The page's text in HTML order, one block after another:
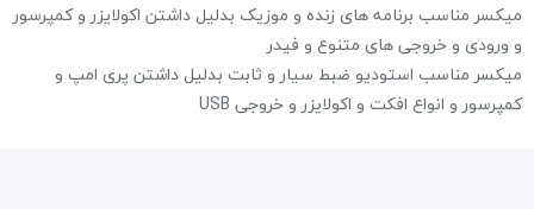
میکسر مناسب برنامه های زنده و موزیک بدلیل داشتن اکولایزر و کمپرسور
و ورودی و خروجی های متنوع و فیدر
میکسر مناسب استودیو ضبط سیار و ثابت بدلیل داشتن پری امپ و
کمپرسور و انواع افکت و اکولایزر و خروجی USB